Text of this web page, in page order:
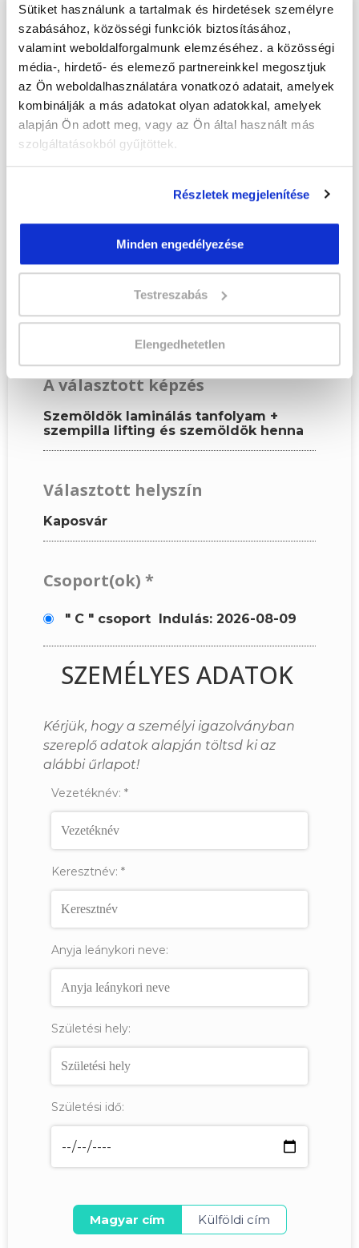
Sütiket használunk a tartalmak és hirdetések személyre
szabásához, közösségi funkciók biztosításához,
valamint weboldalforgalmunk elemzéséhez. a közösségi
média-, hirdető- és elemező partnereinkkel megosztjuk
az Ön weboldalhasználatára vonatkozó adatait, amelyek
kombinálják a más adatokat olyan adatokkal, amelyek
alapján Ön adott meg, vagy az Ön által használt más
szolgáltatásokból gyűjtöttek.
Részletek megjelenítése
Minden engedélyezése
Testreszabás
Elengedhetetlen
Töltsd ki adatlapunkat,
hogy eljuttathassuk Hozzád
INGYENES és MINDEN
KÖTELEZETTSÉGTŐL
MENTES tájékoztató
anyagunkat!
igazolványban szereplő
adatok alapján töltsd ki az
űrlapot!
KÉPZÉSI ADATOK
A választott képzés
Szemöldök laminálás tanfolyam +
szempilla lifting és szemöldök henna
Választott helyszín
Kaposvár
Csoport(ok) *
" C " csoport Indulás: 2026-08-09
SZEMÉLYES ADATOK
Kérjük, hogy a személyi igazolványban
szereplő adatok alapján töltsd ki az
alábbi űrlapot!
Vezetéknév: *
Keresztnév: *
Anyja leánykori neve:
Születési hely:
Születési idő:
Magyar cím Külföldi cím